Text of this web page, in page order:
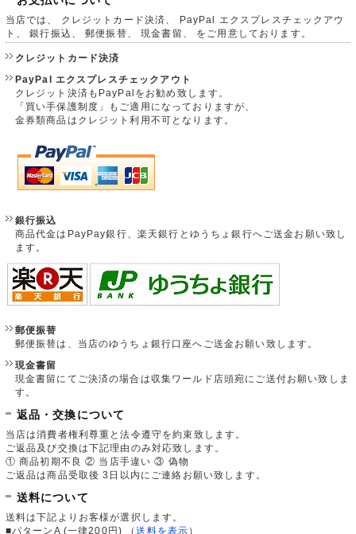
当店では、 クレジットカード決済、 PayPal エクスプレスチェックアウ
ト、 銀行振込、 郵便振替、 現金書留、 をご用意しております。
クレジットカード決済
PayPal エクスプレスチェックアウト
クレジット決済もPayPalをお勧め致します。
「買い手保護制度」もご適用になっておりますが、
金券類商品はクレジット利用不可となります。
銀行振込
商品代金はPayPay銀行、楽天銀行とゆうちょ銀行へご送金お願い致し
ます。
郵便振替
郵便振替は、当店のゆうちょ銀行口座へご送金お願い致します。
現金書留
現金書留にてご決済の場合は収集ワールド店頭宛にご送付お願い致しま
す。
返品・交換について
当店は消費者権利尊重と法令遵守を約束致します。
ご返品及び交換は下記理由のみ対応致します。
① 商品初期不良 ② 当店手違い ③ 偽物
ご返品は商品受取後 3日以内にご連絡お願い致します。
送料について
送料は下記よりお客様が選択します。
■パターンA (一律200円)
（送料を表示 ）